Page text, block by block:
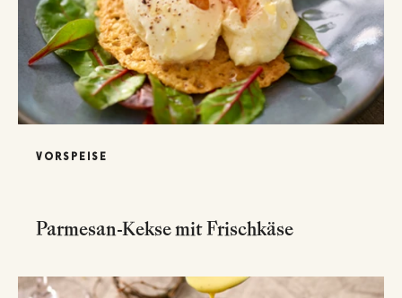
VORSPEISE
Parmesan-Kekse mit Frischkäse